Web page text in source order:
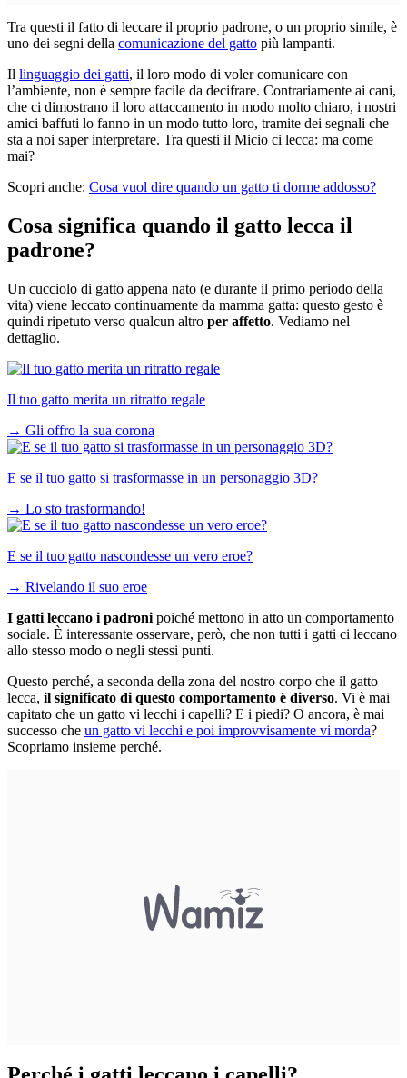
Tra questi il fatto di leccare il proprio padrone, o un proprio simile, è
uno dei segni della comunicazione del gatto più lampanti.
Il linguaggio dei gatti, il loro modo di voler comunicare con
l’ambiente, non è sempre facile da decifrare. Contrariamente ai cani,
che ci dimostrano il loro attaccamento in modo molto chiaro, i nostri
amici baffuti lo fanno in un modo tutto loro, tramite dei segnali che
sta a noi saper interpretare. Tra questi il Micio ci lecca: ma come
mai?
Scopri anche: Cosa vuol dire quando un gatto ti dorme addosso?
Cosa significa quando il gatto lecca il
padrone?
Un cucciolo di gatto appena nato (e durante il primo periodo della
vita) viene leccato continuamente da mamma gatta: questo gesto è
quindi ripetuto verso qualcun altro per affetto. Vediamo nel
dettaglio.
Il tuo gatto merita un ritratto regale
→ Gli offro la sua corona
E se il tuo gatto si trasformasse in un personaggio 3D?
→ Lo sto trasformando!
E se il tuo gatto nascondesse un vero eroe?
→ Rivelando il suo eroe
I gatti leccano i padroni poiché mettono in atto un comportamento
sociale. È interessante osservare, però, che non tutti i gatti ci leccano
allo stesso modo o negli stessi punti.
Questo perché, a seconda della zona del nostro corpo che il gatto
lecca, il significato di questo comportamento è diverso. Vi è mai
capitato che un gatto vi lecchi i capelli? E i piedi? O ancora, è mai
successo che un gatto vi lecchi e poi improvvisamente vi morda?
Scopriamo insieme perché.